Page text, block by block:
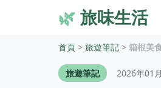
🌿旅味生活
首頁 > 旅遊筆記 > 箱根美
旅遊筆記 2026年01